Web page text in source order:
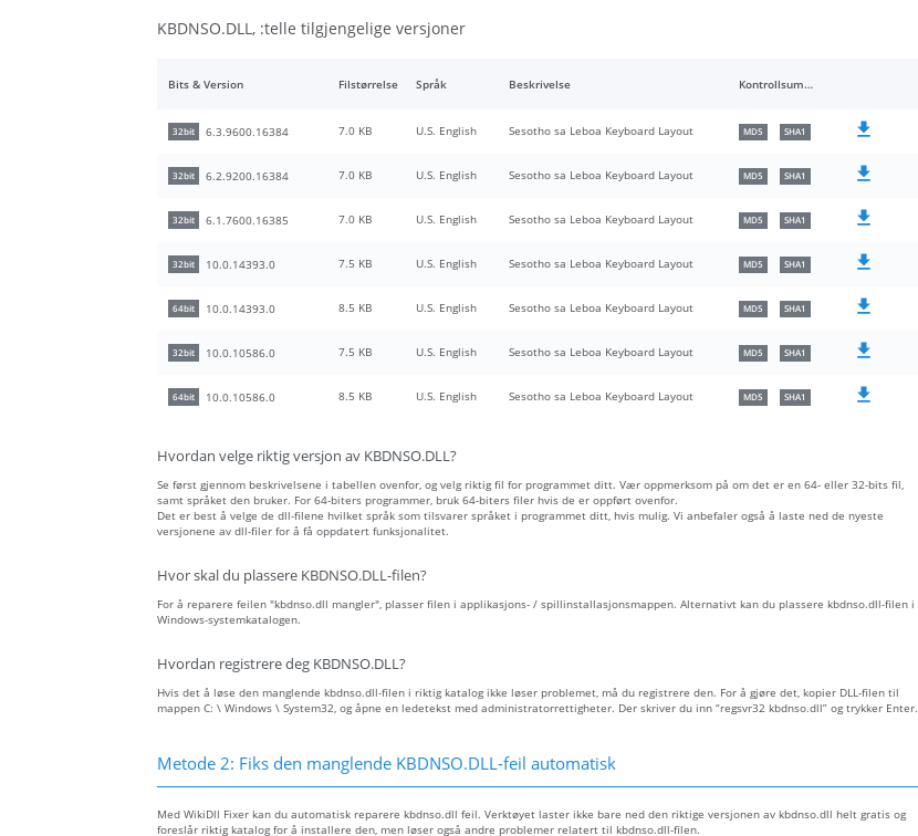
KBDNSO.DLL, :telle tilgjengelige versjoner
Bits & Version Filstørrelse Språk Beskrivelse Kontrollsummer
32bit 6.3.9600.16384 7.0 KB U.S. English Sesotho sa Leboa Keyboard Layout MD5 SHA1
32bit 6.2.9200.16384 7.0 KB U.S. English Sesotho sa Leboa Keyboard Layout MD5 SHA1
32bit 6.1.7600.16385 7.0 KB U.S. English Sesotho sa Leboa Keyboard Layout MD5 SHA1
32bit 10.0.14393.0 7.5 KB U.S. English Sesotho sa Leboa Keyboard Layout MD5 SHA1
64bit 10.0.14393.0 8.5 KB U.S. English Sesotho sa Leboa Keyboard Layout MD5 SHA1
32bit 10.0.10586.0 7.5 KB U.S. English Sesotho sa Leboa Keyboard Layout MD5 SHA1
64bit 10.0.10586.0 8.5 KB U.S. English Sesotho sa Leboa Keyboard Layout MD5 SHA1
Hvordan velge riktig versjon av KBDNSO.DLL?
Se først gjennom beskrivelsene i tabellen ovenfor, og velg riktig fil for programmet ditt. Vær oppmerksom på om det er en 64- eller 32-bits fil,
samt språket den bruker. For 64-biters programmer, bruk 64-biters filer hvis de er oppført ovenfor.
Det er best å velge de dll-filene hvilket språk som tilsvarer språket i programmet ditt, hvis mulig. Vi anbefaler også å laste ned de nyeste
versjonene av dll-filer for å få oppdatert funksjonalitet.
Hvor skal du plassere KBDNSO.DLL-filen?
For å reparere feilen "kbdnso.dll mangler", plasser filen i applikasjons- / spillinstallasjonsmappen. Alternativt kan du plassere kbdnso.dll-filen i
Windows-systemkatalogen.
Hvordan registrere deg KBDNSO.DLL?
Hvis det å løse den manglende kbdnso.dll-filen i riktig katalog ikke løser problemet, må du registrere den. For å gjøre det, kopier DLL-filen til
mappen C: \ Windows \ System32, og åpne en ledetekst med administratorrettigheter. Der skriver du inn “regsvr32 kbdnso.dll” og trykker Enter.
Metode 2: Fiks den manglende KBDNSO.DLL-feil automatisk
Med WikiDll Fixer kan du automatisk reparere kbdnso.dll feil. Verktøyet laster ikke bare ned den riktige versjonen av kbdnso.dll helt gratis og
foreslår riktig katalog for å installere den, men løser også andre problemer relatert til kbdnso.dll-filen.